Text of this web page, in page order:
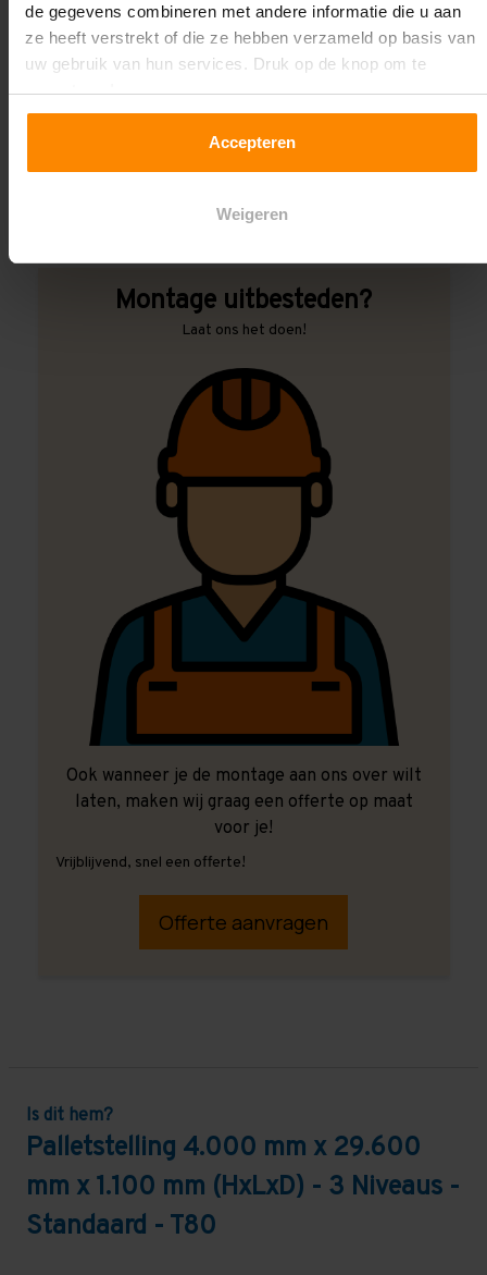
de gegevens combineren met andere informatie die u aan
ze heeft verstrekt of die ze hebben verzameld op basis van
uw gebruik van hun services. Druk op de knop om te
accepteren!
Accepteren
Weigeren
Een maat die niet op de site staat? Hogere
draagkrachten? Speciale uitvoeringen? Onze
specialiteit!
Montage uitbesteden?
Laat ons het doen!
Ook wanneer je de montage aan ons over wilt
laten, maken wij graag een offerte op maat
voor je!
Vrijblijvend, snel een offerte!
Offerte aanvragen
Is dit hem?
Palletstelling 4.000 mm x 29.600
mm x 1.100 mm (HxLxD) - 3 Niveaus -
Standaard - T80